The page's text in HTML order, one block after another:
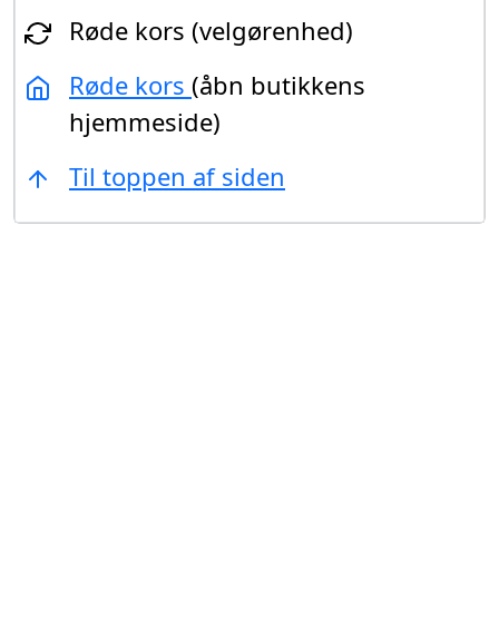
Røde kors (velgørenhed)
Røde kors (åbn butikkens
hjemmeside)
Til toppen af siden